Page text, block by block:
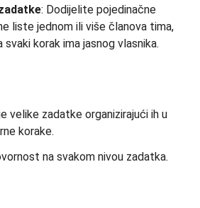
: Dodijelite pojedinačne
liste jednom ili više članova tima,
svaki korak ima jasnog vlasnika.
velike zadatke organizirajući ih u
korake.
na svakom nivou zadatka.